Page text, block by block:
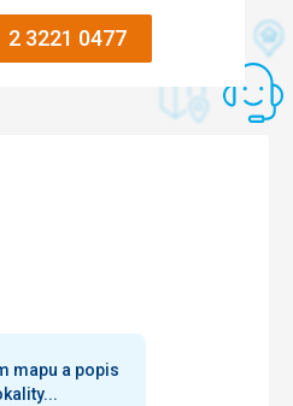
2 3221 0477
mapu a popis